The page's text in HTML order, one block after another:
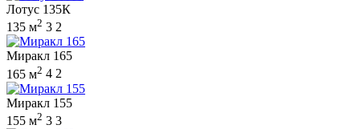
Лотус 135К
135 м2 3 2
Миракл 165
165 м2 4 2
Миракл 155
155 м2 3 3